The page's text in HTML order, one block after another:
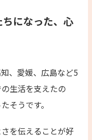
になった、心
、愛媛、広島など5
生活を支えたの
そうです。
を伝えることが好